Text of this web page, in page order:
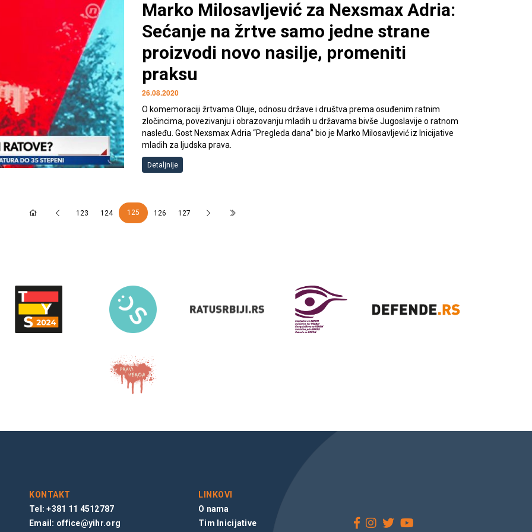
Marko Milosavljević za Nexsmax Adria:
Sećanje na žrtve samo jedne strane
proizvodi novo nasilje, promeniti
praksu
26.08.2020
O komemoraciji žrtvama Oluje, odnosu države i društva prema osuđenim ratnim
zločincima, povezivanju i obrazovanju mladih u državama bivše Jugoslavije o ratnom
nasleđu. Gost Nexsmax Adria “Pregleda dana” bio je Marko Milosavljević iz Inicijative
mladih za ljudska prava.
Detaljnije
123 124 125 126 127
KONTAKT
Tel: +381 11 4512787
Email: office@yihr.org
LINKOVI
O nama
Tim Inicijative